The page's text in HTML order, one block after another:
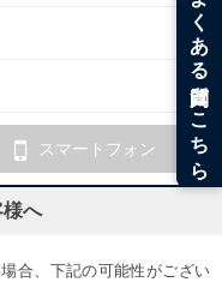
スマートフォン
へ
合、下記の可能性がござい